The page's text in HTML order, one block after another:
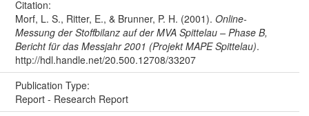
Citation:
Morf, L. S., Ritter, E., & Brunner, P. H. (2001). Online-
Messung der Stoffbilanz auf der MVA Spittelau – Phase B,
Bericht für das Messjahr 2001 (Projekt MAPE Spittelau).
http://hdl.handle.net/20.500.12708/33207
Publication Type:
Report - Research Report